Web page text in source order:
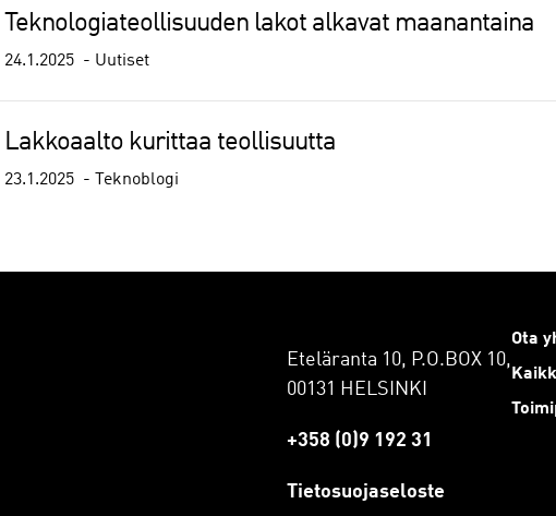
Teknologiateollisuuden lakot alkavat maanantaina
24.1.2025 Uutiset
Lakkoaalto kurittaa teollisuutta
23.1.2025 Teknoblogi
Eteläranta 10, P.O.BOX 10,
00131 HELSINKI
+358 (0)9 192 31
Tietosuojaseloste
Ota